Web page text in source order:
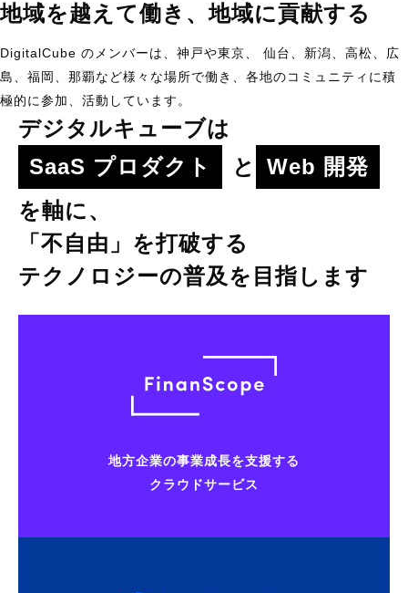
地域を越えて働き、地域に貢献する
DigitalCube のメンバーは、神戸や東京、 仙台、新潟、高松、広
島、福岡、那覇など様々な場所で働き、各地のコミュニティに積
極的に参加、活動しています。
デジタルキューブは
SaaS プロダクト
と
Web 開発
を軸に、
「不自由」を打破する
テクノロジーの普及を目指します
地方企業の事業成長を支援する
クラウドサービス